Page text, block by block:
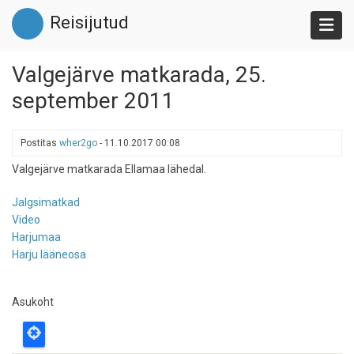
Liigu
edasi
põhisisu
Reisijutud
Valgejärve matkarada, 25.
september 2011
Postitas wher2go - 11.10.2017 00:08
Valgejärve matkarada Ellamaa lähedal.
Jalgsimatkad
Video
Harjumaa
Harju lääneosa
Asukoht